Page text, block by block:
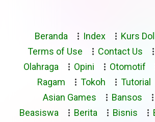
Beranda Index
Kurs
Terms of Use
Contact Us
Olahraga
Opini Otomotif
Ragam
Tokoh Tutorial
Asian Games
Bansos
Beasiswa
Berita Bisnis